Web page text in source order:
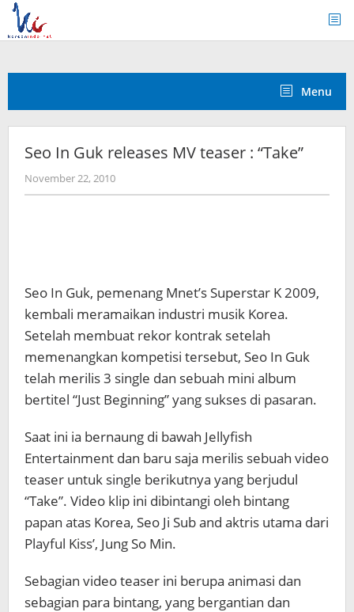
Skip
content
Menu
Seo In Guk releases MV teaser : “Take”
November 22, 2010by
Koreanindo
Seo In Guk, pemenang Mnet’s Superstar K 2009,
kembali meramaikan industri musik Korea.
Setelah membuat rekor kontrak setelah
memenangkan kompetisi tersebut, Seo In Guk
telah merilis 3 single dan sebuah mini album
bertitel “Just Beginning” yang sukses di pasaran.
Saat ini ia bernaung di bawah Jellyfish
Entertainment dan baru saja merilis sebuah video
teaser untuk single berikutnya yang berjudul
“Take”. Video klip ini dibintangi oleh bintang
papan atas Korea, Seo Ji Sub and aktris utama dari
Playful Kiss’, Jung So Min.
Sebagian video teaser ini berupa animasi dan
sebagian para bintang, yang bergantian dan